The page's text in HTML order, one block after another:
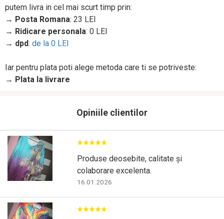
putem livra in cel mai scurt timp prin:
→ Posta Romana: 23 LEI
→ Ridicare personala: 0 LEI
→ dpd: de la 0 LEI
Iar pentru plata poti alege metoda care ti se potriveste:
→ Plata la livrare
Opiniile clientilor
Produse deosebite, calitate și
colaborare excelenta.
16.01.2026